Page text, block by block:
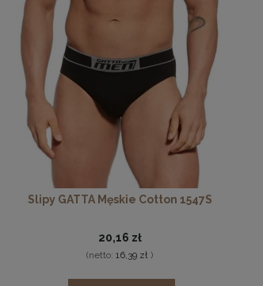
Slipy męskie charakteryzują się
hurtowni znajdziesz modele o różnej
subtelnie modelują sylwetkę i zwiększają
krępować ruchów, zapewniać wygodę
Fasony slipów męskich różnią się także
standardowe oraz szersze, które
myślą o ergonomicznym dopasowaniu do
Slipy męskie z naszej hurtowni to produkty
jak i podczas aktywności sportowych.
Slipy GATTA Męskie Cotton 1547S
20,16 zł
(netto: 16,39 zł )